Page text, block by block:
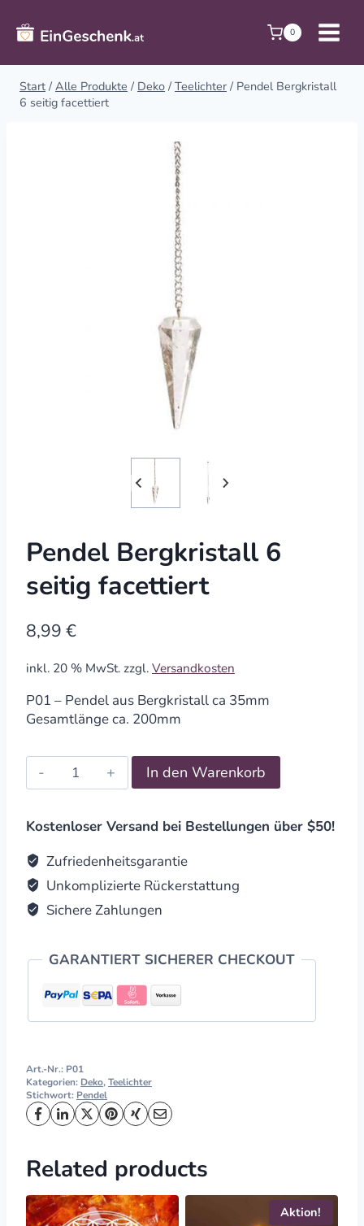
Inhalt
springen
0
Start / Alle Produkte / Deko / Teelichter / Pendel Bergkristall
6 seitig facettiert
Pendel Bergkristall 6
seitig facettiert
8,99 €
inkl. 20 % MwSt. zzgl. Versandkosten
P01 – Pendel aus Bergkristall ca 35mm
Gesamtlänge ca. 200mm
Pendel
Bergkristall
seitig
quantity
In den Warenkorb
Kostenloser Versand bei Bestellungen über $50!
Zufriedenheitsgarantie
Unkomplizierte Rückerstattung
Sichere Zahlungen
GARANTIERT SICHERER CHECKOUT
Art.-Nr.: P01
Kategorien: Deko,Teelichter
Stichwort: Pendel
Related products
Aktion!